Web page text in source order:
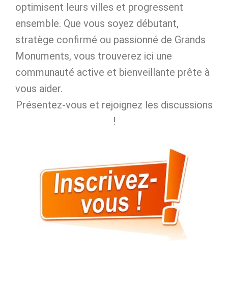
optimisent leurs villes et progressent
ensemble. Que vous soyez débutant,
stratège confirmé ou passionné de Grands
Monuments, vous trouverez ici une
communauté active et bienveillante prête à
vous aider.
Présentez‑vous et rejoignez les discussions
!